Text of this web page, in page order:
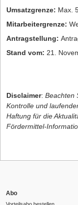
Umsatzgrenze: Max.
Mitarbeitergrenze:
Antragstellung:
Stand vom: 21.
Disclaimer: Beachten
Kontrolle und
Haftung für die
Fördermittel-
Abo